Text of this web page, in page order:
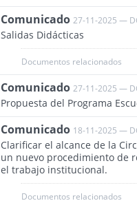
Comunicado 27-11-2025 —
Salidas Didácticas
Documentos relacionados
Comunicado 27-11-2025 —
Propuesta del Programa
Comunicado 18-11-2025 —
Clarificar el alcance de la
un nuevo procedimiento de
el trabajo institucional.
Documentos relacionados